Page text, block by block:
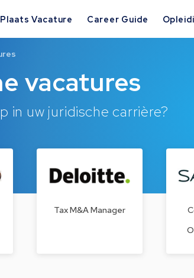
Plaats Vacature Career Guide
vacatures
in uw juridische carrière?
Tax M&A Manager